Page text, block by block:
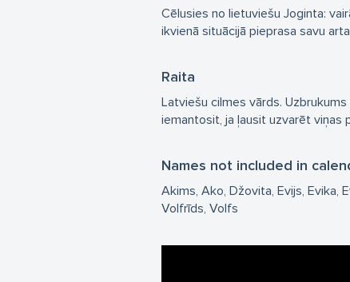
Cēlusies no lietuviešu Joginta:
ikvienā situācijā pieprasa savu
Raita
Latviešu cilmes vārds.
iemantosit, ja ļausit uzvarēt viņas
Names not included in
Akims Ako Džovita Evijs Evika
Volfrīds Volfs